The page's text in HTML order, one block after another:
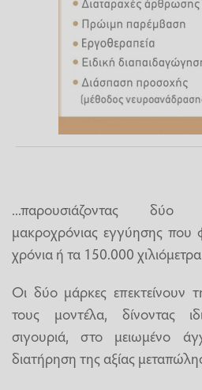
...παρουσιάζοντας
μακροχρόνιας εγγύησης που
χρόνια ή τα 150.000
Οι δύο μάρκες επεκτείνουν
τους μοντέλα, δίνοντας
σιγουριά, στο μειωμένο
διατήρηση της αξίας